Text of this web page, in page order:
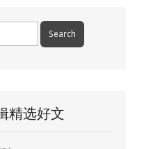
精选好文